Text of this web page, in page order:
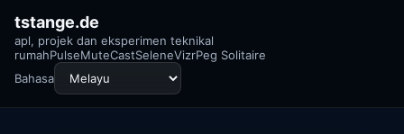
tstange.de
apl, projek dan eksperimen teknikal
rumahPulseMuteCastSeleneVizrPeg Solitaire
Bahasa